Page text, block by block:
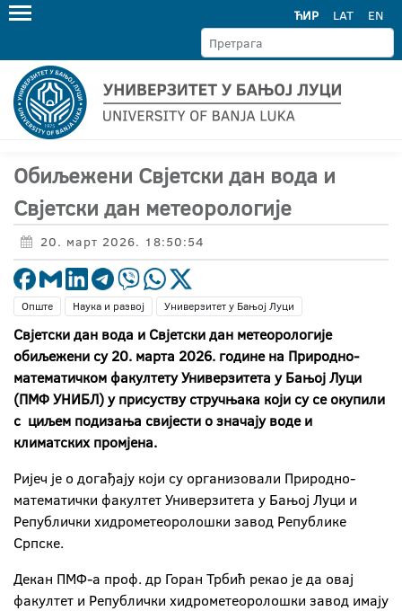
ЋИР LAT EN
Обиљежени Свјетски дан вода и
Свјетски дан метеорологије
20. март 2026. 18:50:54
Опште Наука и развој Универзитет у Бањој Луци
Свјетски дан вода и Свјетски дан метеорологије
обиљежени су 20. марта 2026. године на Природно-
математичком факултету Универзитета у Бањој Луци
(ПМФ УНИБЛ) у присуству стручњака који су се окупили
с циљем подизања свијести о значају воде и
климатских промјена.
Ријеч је о догађају који су организовали Природно-
математички факултет Универзитета у Бањој Луци и
Републички хидрометеоролошки завод Републике
Српске.
Декан ПМФ-а проф. др Горан Трбић рекао је да овај
факултет и Републички хидрометеоролошки завод имају